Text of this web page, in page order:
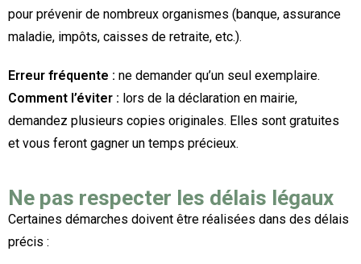
pour prévenir de nombreux organismes (banque, assurance
maladie, impôts, caisses de retraite, etc.).
Erreur fréquente : ne demander qu’un seul exemplaire.
Comment l’éviter : lors de la déclaration en mairie,
demandez plusieurs copies originales. Elles sont gratuites
et vous feront gagner un temps précieux.
Ne pas respecter les délais légaux
Certaines démarches doivent être réalisées dans des délais
précis :